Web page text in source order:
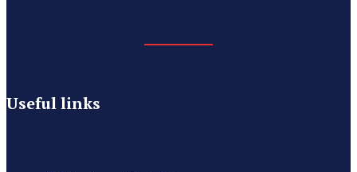
Useful links